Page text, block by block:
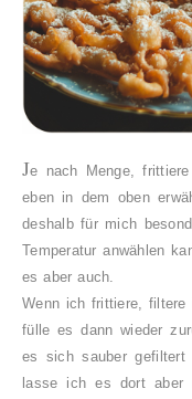
Je nach Menge,
eben in dem oben
deshalb für mich
Temperatur anwählen
es aber auch.
Wenn ich frittiere,
fülle es dann wieder
es sich sauber
lasse ich es dort aber